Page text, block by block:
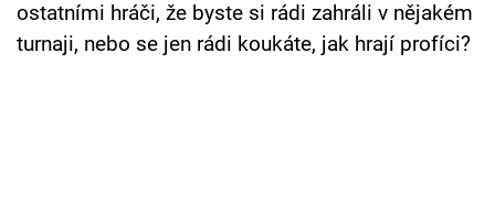
ostatními hráči, že byste si rádi zahráli v nějakém
turnaji, nebo se jen rádi koukáte, jak hrají profíci?